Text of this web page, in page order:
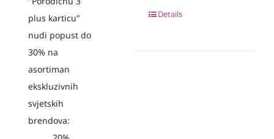
plus karticu"
nudi popust do
30% na
asortiman
ekskluzivnih
svjetskih
brendova:
Details